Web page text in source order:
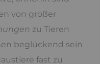
von großer
zu Tieren
beglückend sein
fast zu